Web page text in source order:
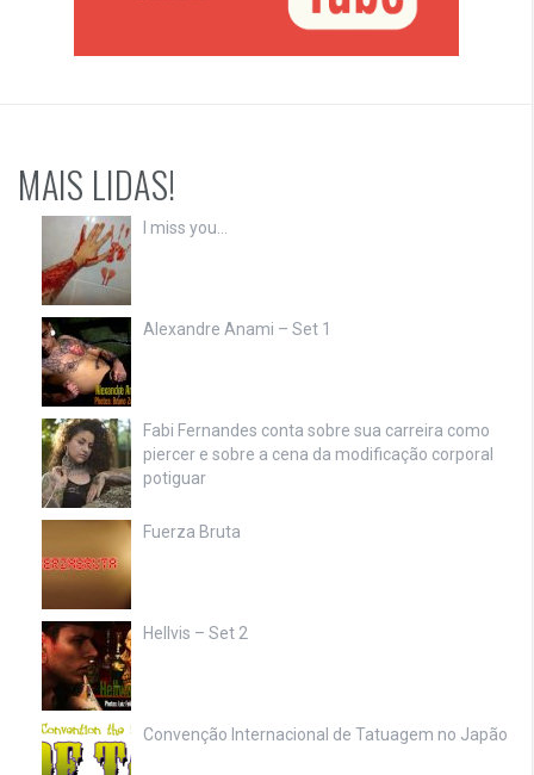
MAIS LIDAS!
I miss you…
Alexandre Anami – Set 1
Fabi Fernandes conta sobre sua carreira como
piercer e sobre a cena da modificação corporal
potiguar
Fuerza Bruta
Hellvis – Set 2
Convenção Internacional de Tatuagem no Japão